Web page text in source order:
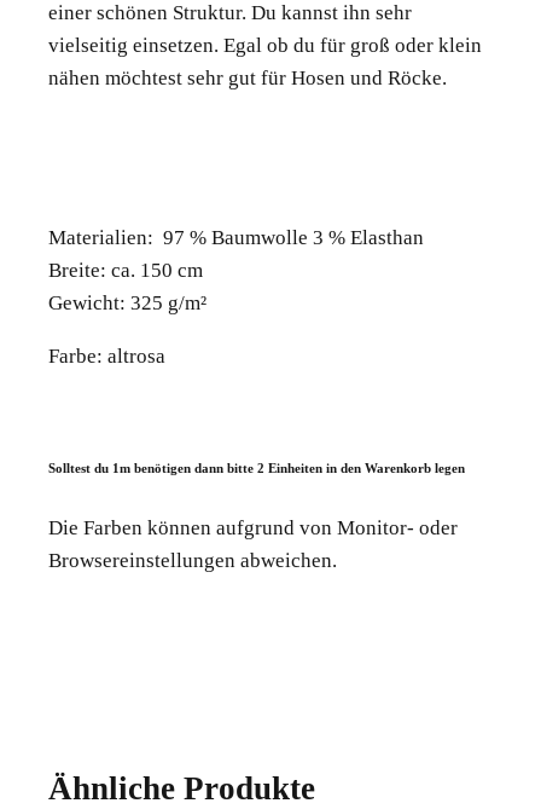
einer schönen Struktur. Du kannst ihn sehr
vielseitig einsetzen. Egal ob du für groß oder klein
nähen möchtest sehr gut für Hosen und Röcke.
Materialien: 97 % Baumwolle 3 % Elasthan
Breite: ca. 150 cm
Gewicht: 325 g/m²
Farbe: altrosa
Solltest du 1m benötigen dann bitte 2 Einheiten in den Warenkorb legen
Die Farben können aufgrund von Monitor- oder
Browsereinstellungen abweichen.
Ähnliche Produkte